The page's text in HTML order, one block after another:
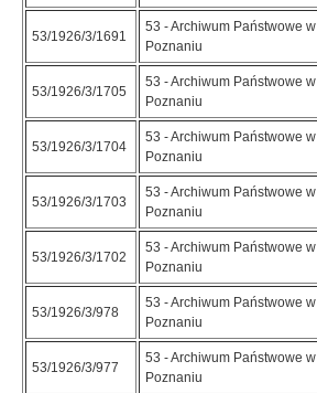
53/1926/3/1691
53 - Archiwum Państwowe w
Poznaniu
53/1926/3/1705
53 - Archiwum Państwowe w
Poznaniu
53/1926/3/1704
53 - Archiwum Państwowe w
Poznaniu
53/1926/3/1703
53 - Archiwum Państwowe w
Poznaniu
53/1926/3/1702
53 - Archiwum Państwowe w
Poznaniu
53/1926/3/978
53 - Archiwum Państwowe w
Poznaniu
53/1926/3/977
53 - Archiwum Państwowe w
Poznaniu